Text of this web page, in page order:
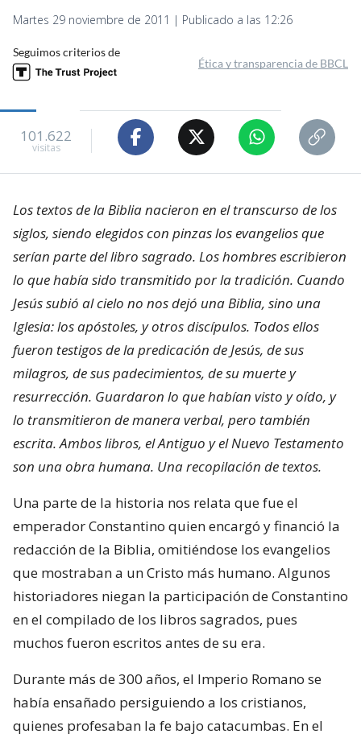
Martes 29 noviembre de 2011 | Publicado a las 12:26
Seguimos criterios de
Ética y transparencia de BBCL
101.622
visitas
Los textos de la Biblia nacieron en el transcurso de los
siglos, siendo elegidos con pinzas los evangelios que
serían parte del libro sagrado. Los hombres escribieron
lo que había sido transmitido por la tradición. Cuando
Jesús subió al cielo no nos dejó una Biblia, sino una
Iglesia: los apóstoles, y otros discípulos. Todos ellos
fueron testigos de la predicación de Jesús, de sus
milagros, de sus padecimientos, de su muerte y
resurrección. Guardaron lo que habían visto y oído, y
lo transmitieron de manera verbal, pero también
escrita. Ambos libros, el Antiguo y el Nuevo Testamento
son una obra humana. Una recopilación de textos.
Una parte de la historia nos relata que fue el
emperador Constantino quien encargó y financió la
redacción de la Biblia, omitiéndose los evangelios
que mostraban a un Cristo más humano. Algunos
historiadores niegan la participación de Constantino
en el compilado de los libros sagrados, pues
muchos fueron escritos antes de su era.
Durante más de 300 años, el Imperio Romano se
había ensañado persiguiendo a los cristianos,
quienes profesaban la fe bajo catacumbas. En el